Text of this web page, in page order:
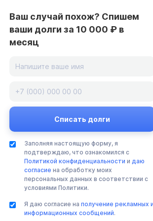
Ваш случай похож? Спишем
ваши долги за 10 000 ₽ в
месяц
Заполняя настоящую форму, я
подтверждаю, что ознакомился с
Политикой конфиденциальности и даю
согласие на обработку моих
персональных данных в соответствии с
условиями Политики.
Я даю согласие на получение рекламных
информационных сообщений.